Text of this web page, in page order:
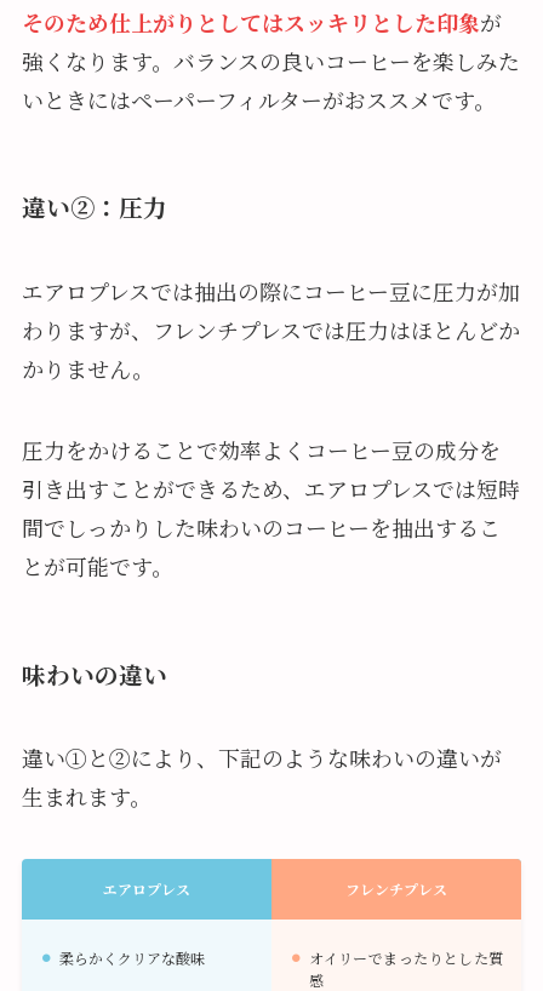
そのため仕上がりとしてはスッキリとした印象が
強くなります。バランスの良いコーヒーを楽しみた
いときにはペーパーフィルターがおススメです。
違い②：圧力
エアロプレスでは抽出の際にコーヒー豆に圧力が加
わりますが、フレンチプレスでは圧力はほとんどか
かりません。
圧力をかけることで効率よくコーヒー豆の成分を
引き出すことができるため、エアロプレスでは短時
間でしっかりした味わいのコーヒーを抽出するこ
とが可能です。
味わいの違い
違い①と②により、下記のような味わいの違いが
生まれます。
エアロプレス フレンチプレス
柔らかくクリアな酸味
オイリーでまったりとした質
感